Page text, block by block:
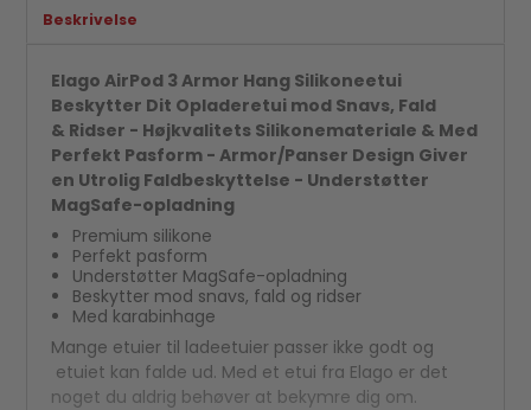
Beskrivelse
Elago AirPod 3 Armor Hang Silikoneetui
Beskytter Dit Opladeretui mod Snavs, Fald
& Ridser - Højkvalitets Silikonemateriale & Med
Perfekt Pasform - Armor/Panser Design Giver
en Utrolig Faldbeskyttelse - Understøtter
MagSafe-opladning
Premium silikone
Perfekt pasform
Understøtter MagSafe-opladning
Beskytter mod snavs, fald og ridser
Med karabinhage
Mange etuier til ladeetuier passer ikke godt og
etuiet kan falde ud. Med et etui fra Elago er det
noget du aldrig behøver at bekymre dig om.